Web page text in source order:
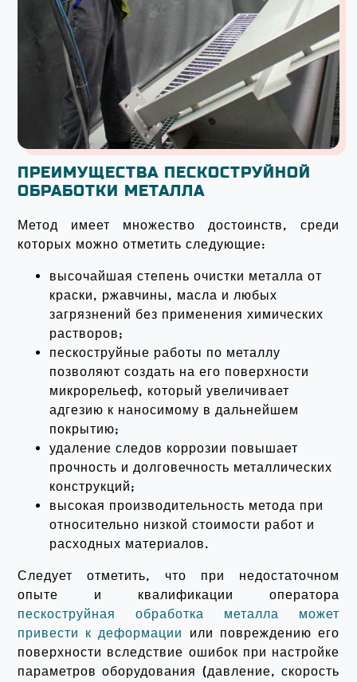
ПРЕИМУЩЕСТВА ПЕСКОСТРУЙНОЙ
ОБРАБОТКИ МЕТАЛЛА
Метод имеет множество достоинств, среди
которых можно отметить следующие:
высочайшая степень очистки металла от
краски, ржавчины, масла и любых
загрязнений без применения химических
растворов;
пескоструйные работы по металлу
позволяют создать на его поверхности
микрорельеф, который увеличивает
адгезию к наносимому в дальнейшем
покрытию;
удаление следов коррозии повышает
прочность и долговечность металлических
конструкций;
высокая производительность метода при
относительно низкой стоимости работ и
расходных материалов.
Следует отметить, что при недостаточном
опыте и квалификации оператора
пескоструйная обработка металла может
привести к деформации
или повреждению его
поверхности вследствие ошибок при настройке
параметров оборудования (давление, скорость